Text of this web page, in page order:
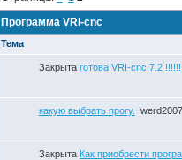
Программа VRI-cnc
Тема
Закрыта готова VRI-cnc 7.2
какую выбрать прогу.
werd2007
Закрыта Как приобрести